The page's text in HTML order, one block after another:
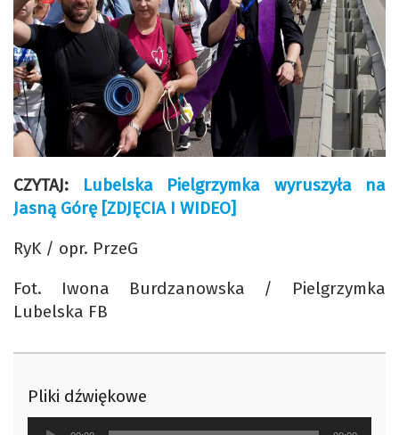
CZYTAJ:
Lubelska Pielgrzymka wyruszyła na
Jasną Górę [ZDJĘCIA I WIDEO]
RyK / opr. PrzeG
Fot. Iwona Burdzanowska / Pielgrzymka
Lubelska FB
Pliki dźwiękowe
Odtwarzacz